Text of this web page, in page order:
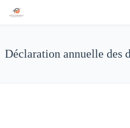
Déclaration annuelle des